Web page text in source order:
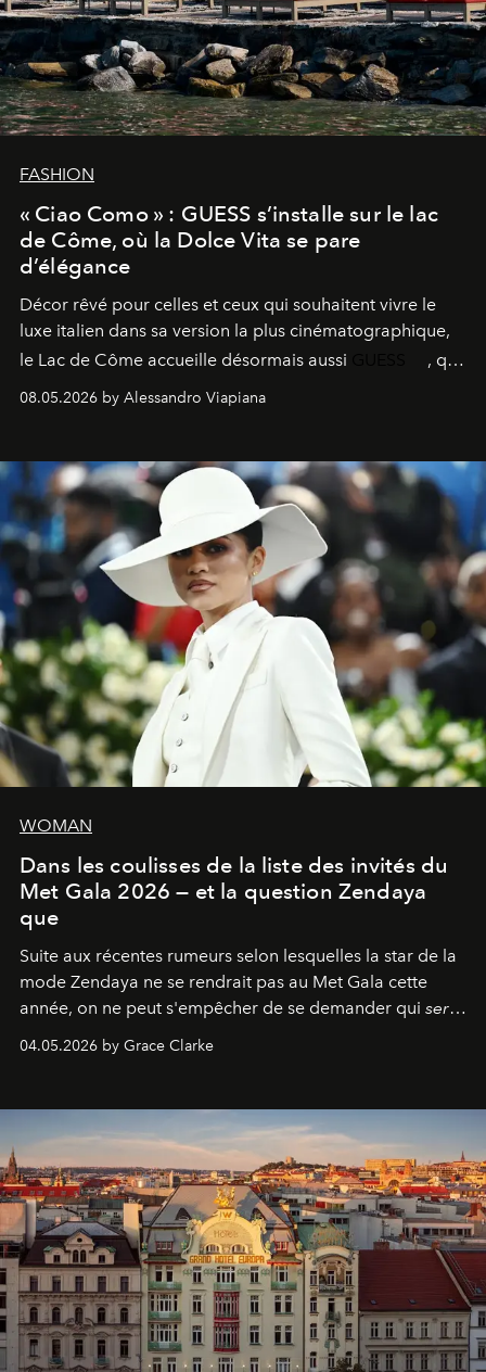
FASHION
« Ciao Como » : GUESS s’installe sur le lac
de Côme, où la Dolce Vita se pare
d’élégance
Décor rêvé pour celles et ceux qui souhaitent vivre le
luxe italien dans sa version la plus cinématographique,
le Lac de Côme accueille désormais aussi
, qui
fragrances. L’une des opérations de style les plus
08.05.2026 by Alessandro Viapiana
WOMAN
Dans les coulisses de la liste des invités du
Met Gala 2026 — et la question Zendaya
que
Suite aux récentes rumeurs selon lesquelles la star de la
mode Zendaya ne se rendrait pas au Met Gala cette
année, on ne peut s'empêcher de se demander qui sera
04.05.2026 by Grace Clarke